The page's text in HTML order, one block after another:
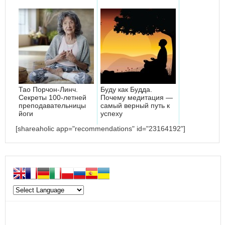
Тао Порчон-Линч.
Секреты 100-летней
преподавательницы
йоги
Буду как Будда.
Почему медитация —
самый верный путь к
успеху
[shareaholic app="recommendations" id="23164192"]